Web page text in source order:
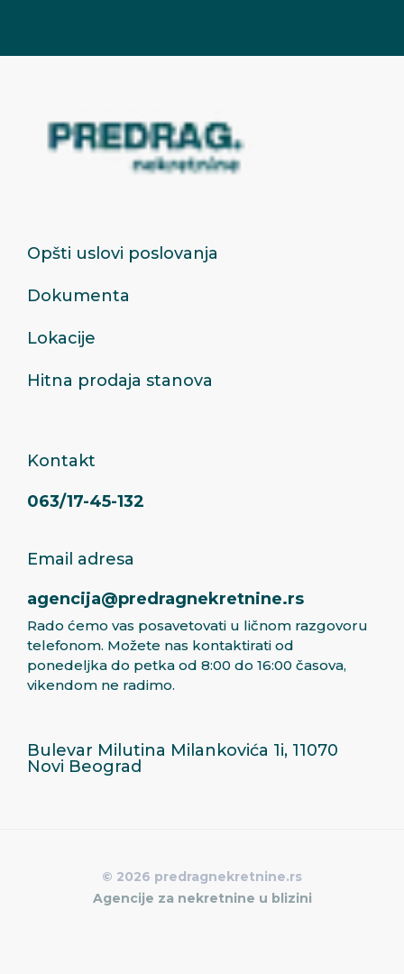
Opšti uslovi poslovanja
Dokumenta
Lokacije
Hitna prodaja stanova
Kontakt
063/17-45-132
Email adresa
agencija@predragnekretnine.rs
Rado ćemo vas posavetovati u ličnom razgovoru
telefonom. Možete nas kontaktirati od
ponedeljka do petka od 8:00 do 16:00 časova,
vikendom ne radimo.
Bulevar Milutina Milankovića 1i, 11070
Novi Beograd
© 2026 predragnekretnine.rs
Agencije za nekretnine u blizini